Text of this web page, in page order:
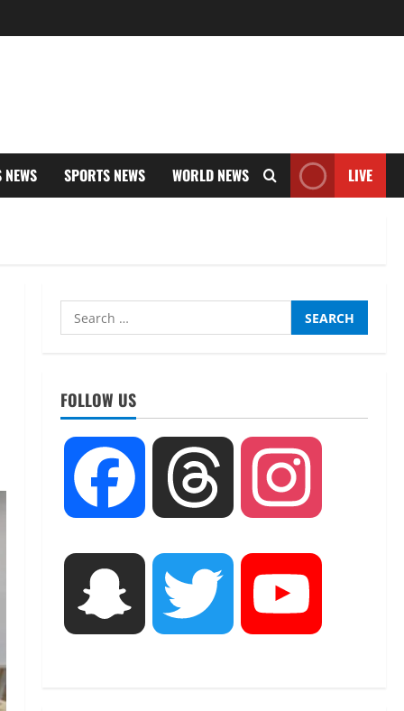
SPORTS NEWS WORLD NEWS LIVE
Search
for:
FOLLOW US
Facebook Threads
Snapchat Twitter
UTTARAKHAND NEWS
तीलू रौतेली पुरस्कार के लिए 13
वीरांगनाओं का चयन : रेखा आर्या
August 6, 2026
UTTARAKHAND NEWS
मिस उत्तराखंड 2026 के सब-कॉन्टेस्ट
‘मिस ब्यूटीफुल आइज़’ एवं ‘मिस
ब्यूटीफुल हेयर’ का आयोजन